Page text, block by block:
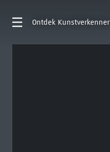
Ontdek Kunstverkenner